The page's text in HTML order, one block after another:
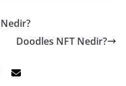
Doodles NFT Nedir?